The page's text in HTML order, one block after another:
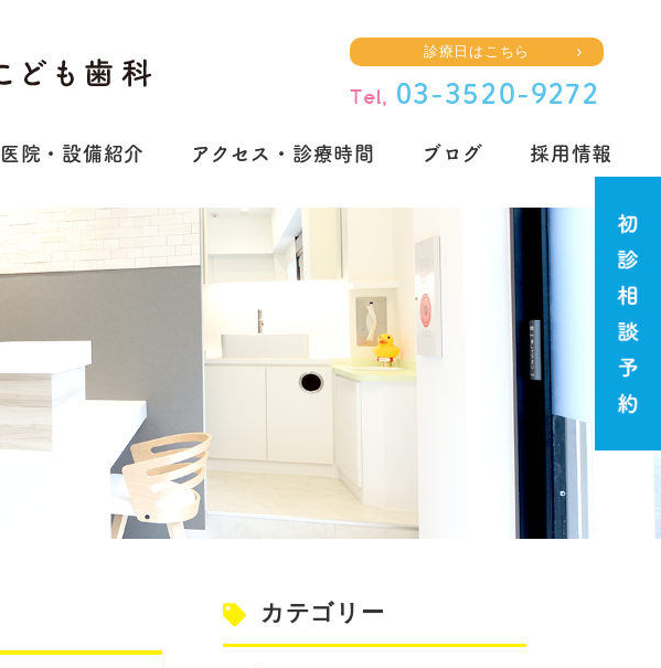
診療日はこちら
医院・設備紹介 アクセス・診療時間 ブログ 採用情報
カテゴリー